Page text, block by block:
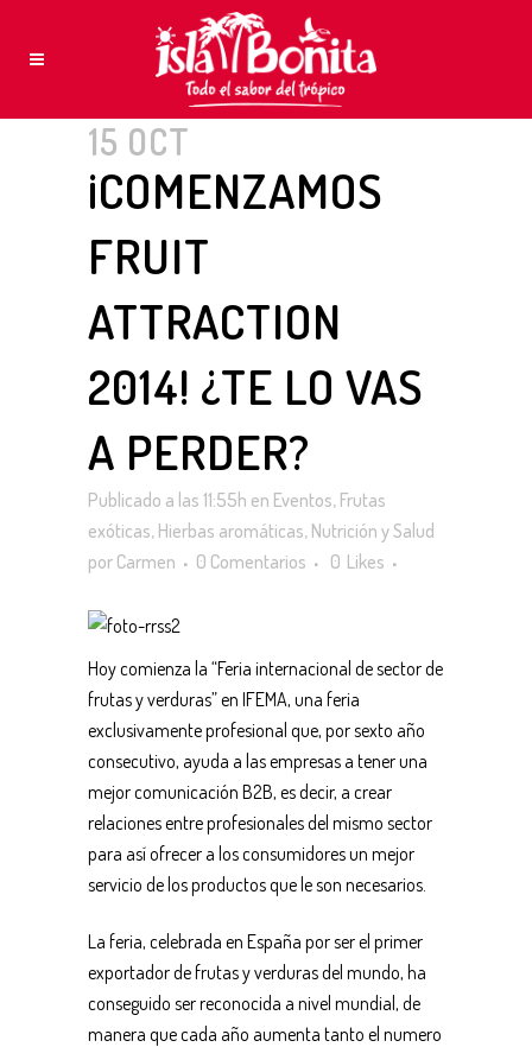
15 OCT
¡COMENZAMOS
FRUIT
ATTRACTION
2014! ¿TE LO VAS
A PERDER?
Publicado a las 11:55h en Eventos, Frutas
exóticas, Hierbas aromáticas, Nutrición y Salud
por Carmen 0 Comentarios 0 Likes
Hoy comienza la “Feria internacional de sector de
frutas y verduras” en IFEMA, una feria
exclusivamente profesional que, por sexto año
consecutivo, ayuda a las empresas a tener una
mejor comunicación B2B, es decir, a crear
relaciones entre profesionales del mismo sector
para así ofrecer a los consumidores un mejor
servicio de los productos que le son necesarios.
La feria, celebrada en España por ser el primer
exportador de frutas y verduras del mundo, ha
conseguido ser reconocida a nivel mundial, de
manera que cada año aumenta tanto el numero